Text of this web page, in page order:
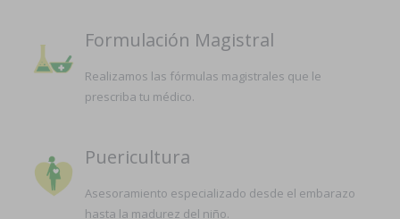
Formulación Magistral
Realizamos las fórmulas magistrales que le
prescriba tu médico.
Puericultura
Asesoramiento especializado desde el embarazo
hasta la madurez del niño.